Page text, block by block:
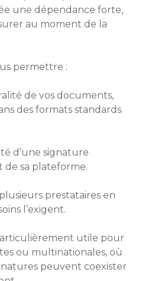
une dépendance forte,
au moment de la
permettre :
de vos documents,
des formats standards
d’une signature
sa plateforme.
prestataires en
l’exigent.
utile pour
ou multinationales, où
peuvent coexister